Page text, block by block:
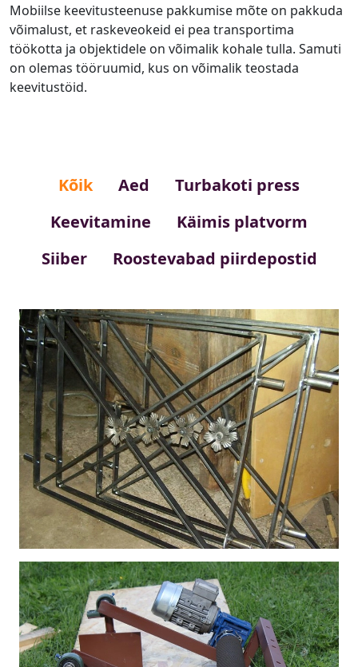
Mobiilse keevitusteenuse pakkumise mõte on pakkuda
võimalust, et raskeveokeid ei pea transportima
töökotta ja objektidele on võimalik kohale tulla. Samuti
on olemas tööruumid, kus on võimalik teostada
keevitustöid.
Kõik Aed
Turbakoti press
Keevitamine
Käimis platvorm
Siiber
Roostevabad piirdepostid